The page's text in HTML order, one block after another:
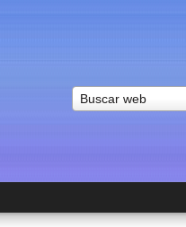
Buscar web